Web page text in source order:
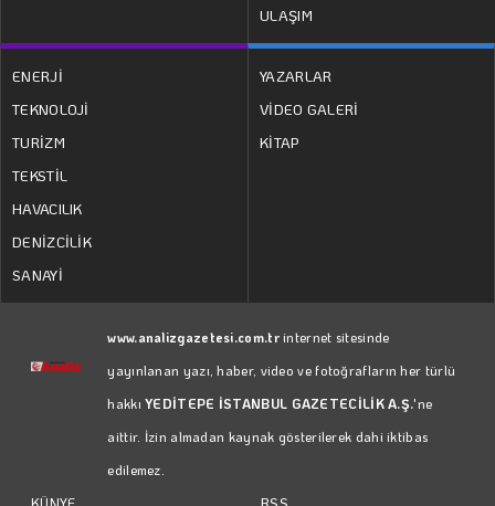
ULAŞIM
ENERJİ
TEKNOLOJİ
TURİZM
TEKSTİL
HAVACILIK
DENİZCİLİK
SANAYİ
YAZARLAR
VİDEO GALERİ
KİTAP
www.analizgazetesi.com.trinternet sitesinde
yayınlanan yazı, haber, video ve fotoğrafların her türlü
hakkıYEDİTEPE İSTANBUL GAZETECİLİK A.Ş.'ne
aittir. İzin almadan kaynak gösterilerek dahi iktibas
edilemez.